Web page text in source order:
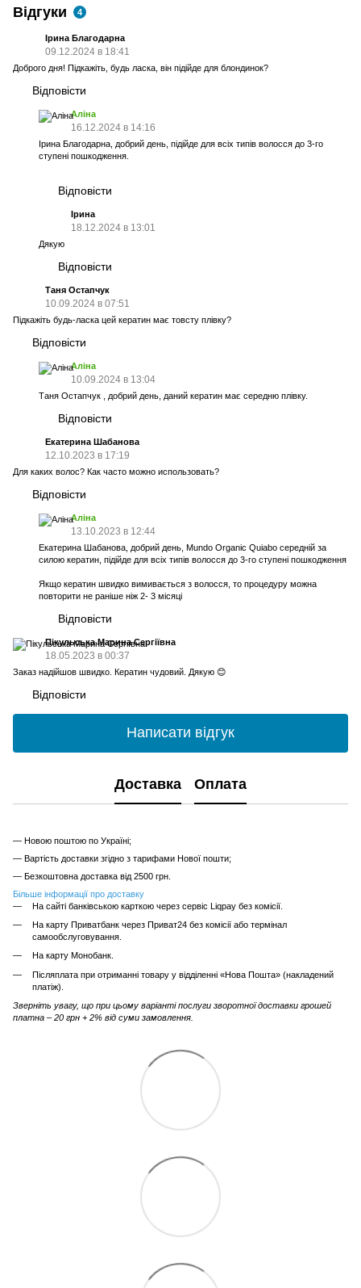
Відгуки 4
Ірина Благодарна
09.12.2024 в 18:41
Доброго дня! Підкажіть, будь ласка, він підійде для блондинок?
Відповісти
Аліна
16.12.2024 в 14:16
Ірина Благодарна, добрий день, підійде для всіх типів волосся до 3-го
ступені пошкодження.
Відповісти
Ірина
18.12.2024 в 13:01
Дякую
Відповісти
Таня Остапчук
10.09.2024 в 07:51
Підкажіть будь-ласка цей кератин має товсту плівку?
Відповісти
Аліна
10.09.2024 в 13:04
Таня Остапчук , добрий день, даний кератин має середню плівку.
Відповісти
Екатерина Шабанова
12.10.2023 в 17:19
Для каких волос? Как часто можно использовать?
Відповісти
Аліна
13.10.2023 в 12:44
Екатерина Шабанова, добрий день, Mundo Organic Quiabo середній за
силою кератин, підійде для всіх типів волосся до 3-го ступені пошкодження
Якщо кератин швидко вимивається з волосся, то процедуру можна
повторити не раніше ніж 2- 3 місяці
Відповісти
Пікульська Марина Сергіївна
18.05.2023 в 00:37
Заказ надійшов швидко. Кератин чудовий. Дякую 😊
Відповісти
Написати відгук
Доставка Оплата
— Новою поштою по Україні;
— Вартість доставки згідно з тарифами Нової пошти;
— Безкоштовна доставка від 2500 грн.
Більше інформації про доставку
На сайті банківською карткою через сервіс Liqpay без комісії.
На карту Приватбанк через Приват24 без комісії або термінал
самообслуговування.
На карту Монобанк.
Післяплата при отриманні товару у відділенні «Нова Пошта» (накладений
платіж).
Зверніть увагу, що при цьому варіанті послуги зворотної доставки грошей
платна – 20 грн + 2% від суми замовлення.